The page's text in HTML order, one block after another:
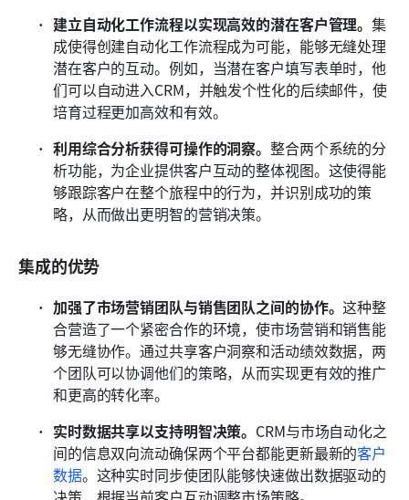
建立自动化工作流程以实现高效的潜在客户管理。集
成使得创建自动化工作流程成为可能，能够无缝处理
潜在客户的互动。例如，当潜在客户填写表单时，他
们可以自动进入CRM，并触发个性化的后续邮件，使
培育过程更加高效和有效。
利用综合分析获得可操作的洞察。 整合两个系统的分
析功能，为企业提供客户互动的整体视图。这使得能
够跟踪客户在整个旅程中的行为，并识别成功的策
略，从而做出更明智的营销决策。
集成的优势
加强了市场营销团队与销售团队之间的协作。这种整
合营造了一个紧密合作的环境，使市场营销和销售能
够无缝协作。通过共享客户洞察和活动绩效数据，两
个团队可以协调他们的策略，从而实现更有效的推广
和更高的转化率。
实时数据共享以支持明智决策。 CRM与市场自动化之
间的信息双向流动确保两个平台都能更新最新的客户
数据。这种实时同步使团队能够快速做出数据驱动的